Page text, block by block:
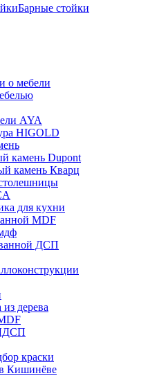
Барные стойки
о мебели
AYA
HIGOLD
камень Dupont
камень Кварц
для кухни
MDF
ДСП
дерева
краски
Кишинёве